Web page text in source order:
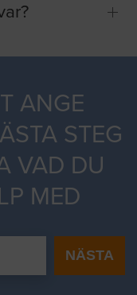
ANGE
STEG
VAD DU
MED